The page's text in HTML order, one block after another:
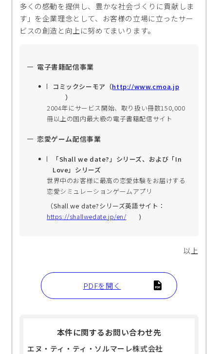
多くの感動を提供し、豊かな社会づくりに貢献しま
す」を企業理念として、お客様の立場に立ったサー
ビスの創造と向上に努めてまいります。
電子書籍配信事業
コミックシーモア（http://www.cmoa.jp
）
2004年にサービス開始、取り扱い冊数150,000
冊以上の国内最大級の電子書籍配信サイト
恋愛ゲーム配信事業
「Shall we date?」シリーズ、および「In
Love」シリーズ
世界中のお客様に最高の恋愛体験をお届けする
恋愛シミュレーションゲームアプリ
（Shall we date?シリーズ英語サイト：
https://shallwedate.jp/en/
)
以上
PDFを開く
本件に関するお問い合わせ先
エヌ・ティ・ティ・ソルマーレ株式会社